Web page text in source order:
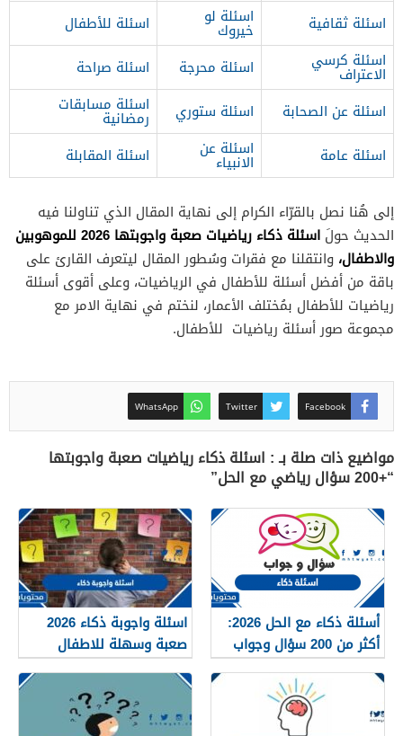
اسئلة ثقافية
اسئلة لو
خيروك
اسئلة للأطفال
اسئلة كرسي
الاعتراف اسئلة محرجة
اسئلة صراحة
اسئلة عن الصحابة
اسئلة ستوري اسئلة مسابقات
رمضانية
اسئلة عامة
اسئلة عن
الانبياء اسئلة المقابلة
إلى هُنا نصل بالقرّاء الكرام إلى نهاية المقال الذي تناولنا فيه
الحديث حولَ
اسئلة ذكاء رياضيات صعبة واجوبتها 2026 للموهوبين
والاطفال، وانتقلنا مع فقرات وسُطور المقال ليتعرف القارئ على
باقة من أفضل أسئلة للأطفال في الرياضيات، وعلى أقوى أسئلة
رياضيات للأطفال بمُختلف الأعمار، لنختم في نهاية الامر مع
مجموعة صور أسئلة رياضيات للأطفال.
Facebook
Twitter
WhatsApp
مواضيع ذات صلة بـ : اسئلة ذكاء رياضيات صعبة واجوبتها
“+200 سؤال رياضي مع الحل”
أسئلة ذكاء مع الحل 2026:
أكثر من 200 سؤال وجواب
للأذكياء
اسئلة واجوبة ذكاء 2026
صعبة وسهلة للاطفال
والكبار